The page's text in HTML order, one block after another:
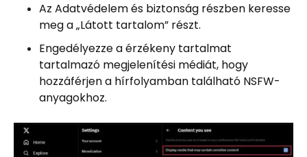
Az Adatvédelem és biztonság részben keresse
meg a „Látott tartalom” részt.
Engedélyezze a érzékeny tartalmat
tartalmazó megjelenítési médiát, hogy
hozzáférjen a hírfolyamban található NSFW-
anyagokhoz.